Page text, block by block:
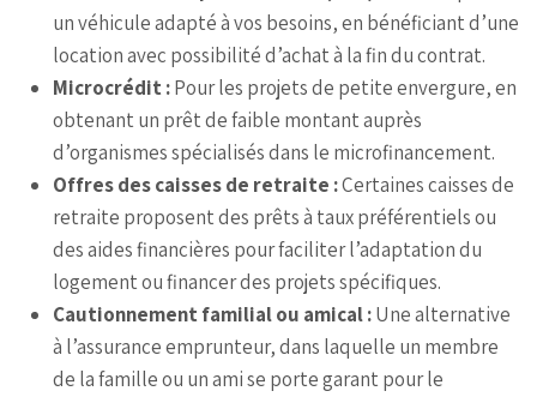
un véhicule adapté à vos besoins, en bénéficiant d’une
location avec possibilité d’achat à la fin du contrat.
Microcrédit :Pour les projets de petite envergure, en
obtenant un prêt de faible montant auprès
d’organismes spécialisés dans le microfinancement.
Offres des caisses de retraite :Certaines caisses de
retraite proposent des prêts à taux préférentiels ou
des aides financières pour faciliter l’adaptation du
logement ou financer des projets spécifiques.
Cautionnement familial ou amical :Une alternative
à l’assurance emprunteur, dans laquelle un membre
de la famille ou un ami se porte garant pour le